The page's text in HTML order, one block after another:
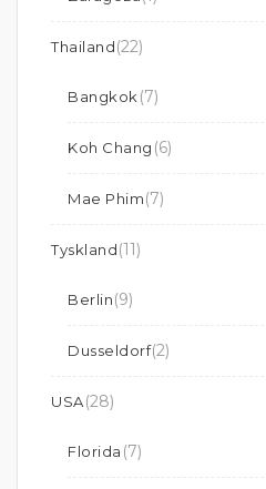
Thailand(22)
Bangkok (7)
Koh Chang (6)
Mae Phim(7)
Tyskland(11)
Berlin(9)
Dusseldorf(2)
USA(28)
Florida (7)